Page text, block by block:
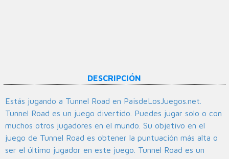
DESCRIPCIÓN
Estás jugando a Tunnel Road en PaisdeLosJuegos.net.
Tunnel Road es un juego divertido. Puedes jugar solo o con
muchos otros jugadores en el mundo. Su objetivo en el
juego de Tunnel Road es obtener la puntuación más alta o
ser el último jugador en este juego. Tunnel Road es un